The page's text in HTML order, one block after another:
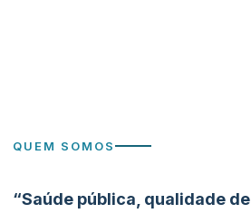
QUEM SOMOS
“Saúde pública, qualidade